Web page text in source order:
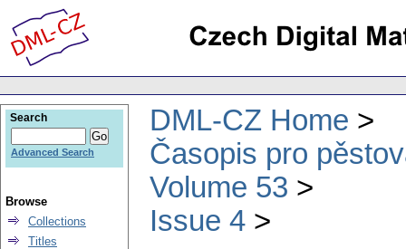
DML-CZ Home
Časopis pro
Volume 53
Issue 4
Search
Advanced Search
Browse
Collections
Titles